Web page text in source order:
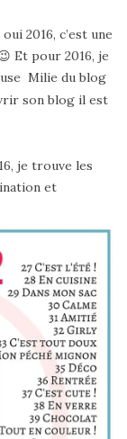
2016, c’est une
Et pour 2016, je
Milie du blog
son blog il est
je trouve les
et